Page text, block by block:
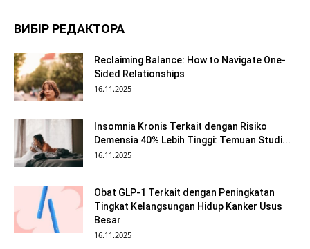
ВИБІР РЕДАКТОРА
Reclaiming Balance: How to Navigate One-
Sided Relationships
16.11.2025
Insomnia Kronis Terkait dengan Risiko
Demensia 40% Lebih Tinggi: Temuan Studi...
16.11.2025
Obat GLP-1 Terkait dengan Peningkatan
Tingkat Kelangsungan Hidup Kanker Usus
Besar
16.11.2025